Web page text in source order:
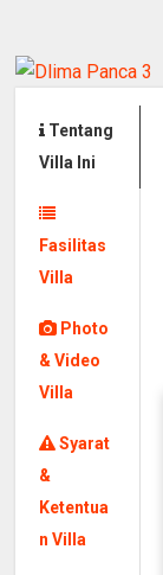
Tentang
Villa Ini
Fasilitas
Villa
Photo
& Video
Villa
Syarat
&
Ketentua
n Villa